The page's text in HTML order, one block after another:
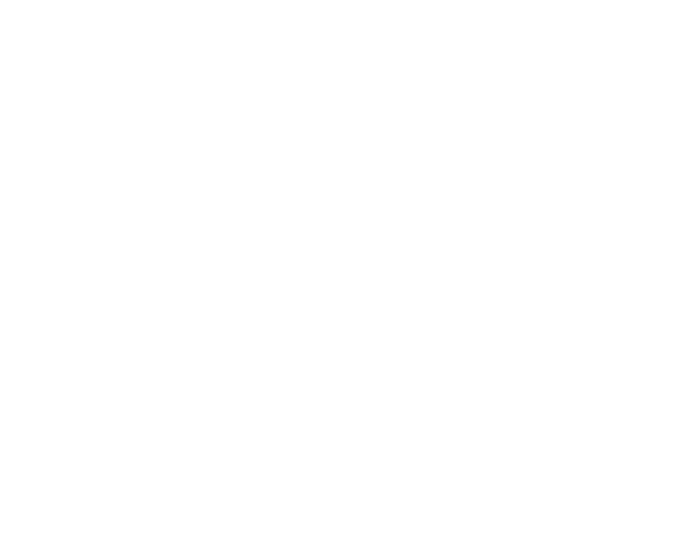
ebenfalls beim
Anbauteile wie
mit ihren Reifen für ordentlichen Grip und damit Sicherheit auf dem